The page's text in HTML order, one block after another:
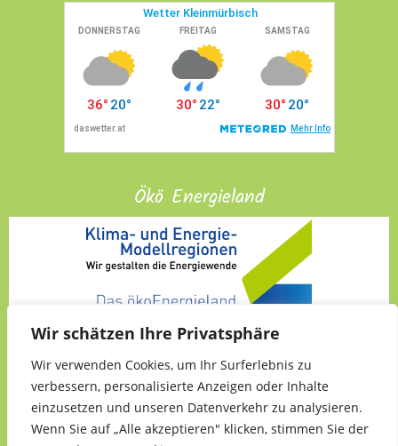
Wir schätzen Ihre Privatsphäre
Wir verwenden Cookies, um Ihr Surferlebnis zu
verbessern, personalisierte Anzeigen oder Inhalte
einzusetzen und unseren Datenverkehr zu analysieren.
Wenn Sie auf „Alle akzeptieren" klicken, stimmen Sie der
Ökö Energieland